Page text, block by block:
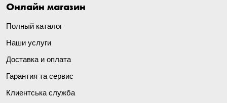
Онлайн магазин
Полный каталог
Наши услуги
Доставка и оплата
Гарантия та сервис
Клиентська служба